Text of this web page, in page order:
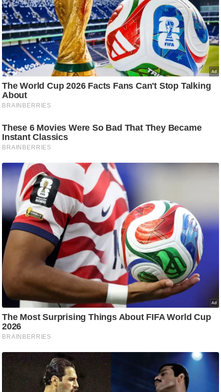
स्थ
ल
फि
ट
ने
स
मं
त्रा
ले
श
न
शि
प
रा
ज
नी
ति
श्ले
ण
स
म
सा
म
यि